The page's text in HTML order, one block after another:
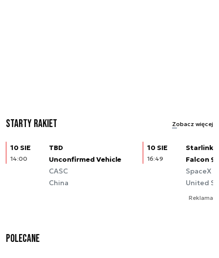
Starty rakiet Zobacz więcej
10 SIE
14:00
TBD
Unconfirmed Vehicle
CASC
China
10 SIE
16:49
Starlink
Falcon 9
SpaceX
United
Reklama
Polecane